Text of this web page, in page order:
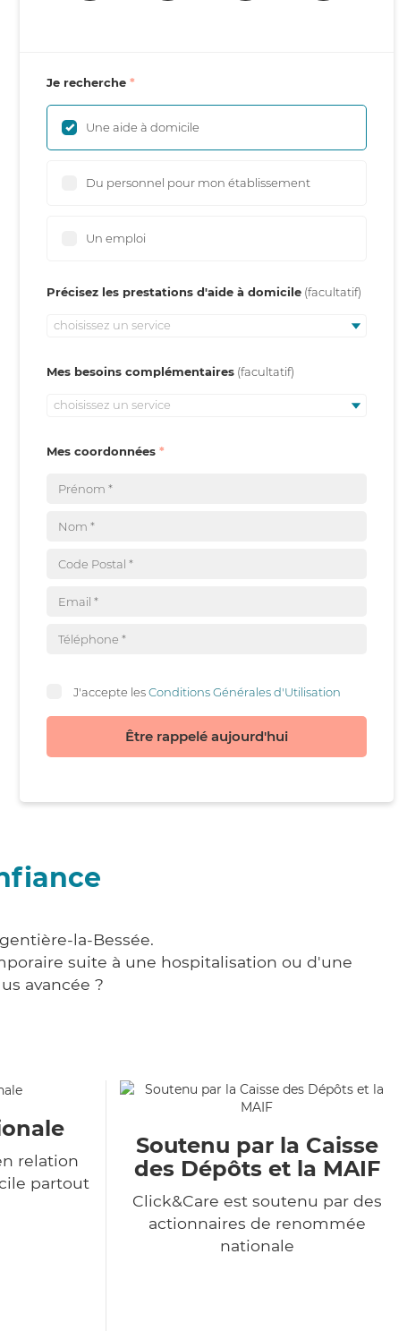
Je recherche
Une aide à domicile
Du personnel pour mon établissement
Un emploi
Précisez les prestations d'aide à domicile
choisissez un service
Mes besoins complémentaires
choisissez un service
Mes coordonnées
J'accepte lesConditions Générales d'Utilisation
Être rappelé aujourd'hui
la-Bessée.
suite à une hospitalisation ou d'une
avancée ?
relation
partout
Soutenu par la Caisse
des Dépôts et la MAIF
Click&Care est soutenu par des
actionnaires de renommée
nationale